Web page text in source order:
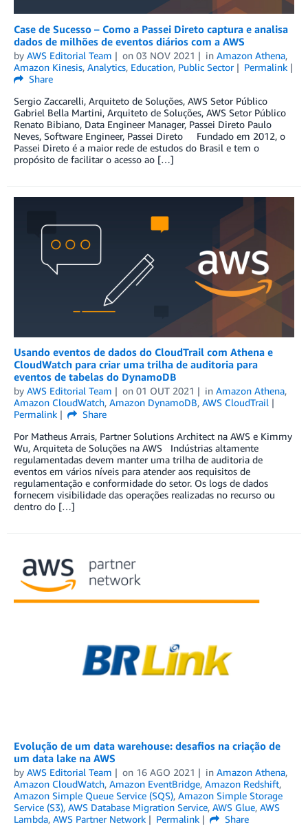
Case de Sucesso – Como a Passei Direto captura e analisa
dados de milhões de eventos diários com a AWS
by AWS Editorial Team on 03 NOV 2021 in Amazon Athena,
Amazon Kinesis, Analytics, Education, Public Sector
Permalink
Share
Sergio Zaccarelli, Arquiteto de Soluções, AWS Setor Público
Gabriel Bella Martini, Arquiteto de Soluções, AWS Setor Público
Renato Bibiano, Data Engineer Manager, Passei Direto Paulo
Neves, Software Engineer, Passei Direto Fundado em 2012, o
Passei Direto é a maior rede de estudos do Brasil e tem o
propósito de facilitar o acesso ao […]
Usando eventos de dados do CloudTrail com Athena e
CloudWatch para criar uma trilha de auditoria para
eventos de tabelas do DynamoDB
by AWS Editorial Team on 01 OUT 2021 in Amazon Athena,
Amazon CloudWatch, Amazon DynamoDB, AWS CloudTrail
Permalink
Share
Por Matheus Arrais, Partner Solutions Architect na AWS e Kimmy
Wu, Arquiteta de Soluções na AWS Indústrias altamente
regulamentadas devem manter uma trilha de auditoria de
eventos em vários níveis para atender aos requisitos de
regulamentação e conformidade do setor. Os logs de dados
fornecem visibilidade das operações realizadas no recurso ou
dentro do […]
Evolução de um data warehouse: desafios na criação de
um data lake na AWS
by AWS Editorial Team on 16 AGO 2021 in Amazon Athena,
Amazon CloudWatch, Amazon EventBridge, Amazon Redshift,
Amazon Simple Queue Service (SQS), Amazon Simple Storage
Service (S3), AWS Database Migration Service, AWS Glue, AWS
Lambda, AWS Partner Network Permalink
Share